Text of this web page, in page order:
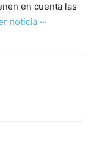
en cuenta las
noticia ···